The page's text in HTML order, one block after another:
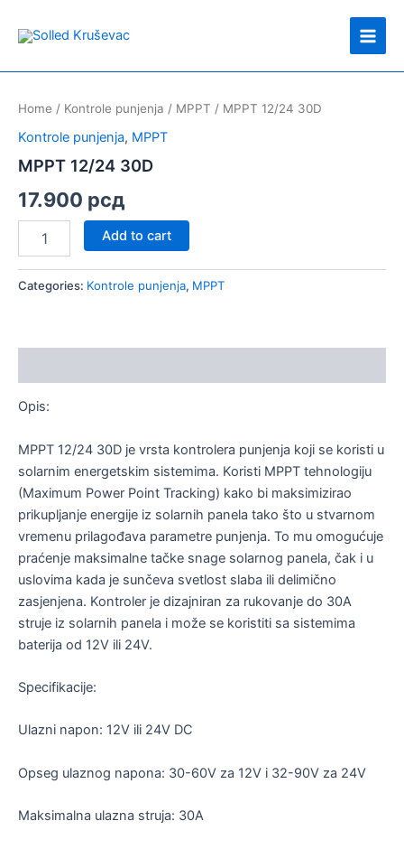
Main
Home / Kontrole punjenja / MPPT / MPPT 12/24 30D
Kontrole punjenja, MPPT
MPPT 12/24 30D
17.900 рсд
30D
quantity
Add to cart
Categories: Kontrole punjenja, MPPT
Opis:
MPPT 12/24 30D je vrsta kontrolera punjenja koji se koristi u
solarnim energetskim sistemima. Koristi MPPT tehnologiju
(Maximum Power Point Tracking) kako bi maksimizirao
prikupljanje energije iz solarnih panela tako što u stvarnom
vremenu prilagođava parametre punjenja. To mu omogućuje
praćenje maksimalne tačke snage solarnog panela, čak i u
uslovima kada je sunčeva svetlost slaba ili delimično
zasjenjena. Kontroler je dizajniran za rukovanje do 30A
struje iz solarnih panela i može se koristiti sa sistemima
baterija od 12V ili 24V.
Specifikacije:
Ulazni napon: 12V ili 24V DC
Opseg ulaznog napona: 30-60V za 12V i 32-90V za 24V
Maksimalna ulazna struja: 30A